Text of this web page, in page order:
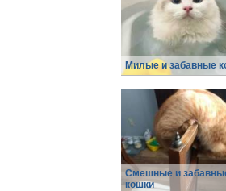
Милые и забавные
Смешные и
кошки